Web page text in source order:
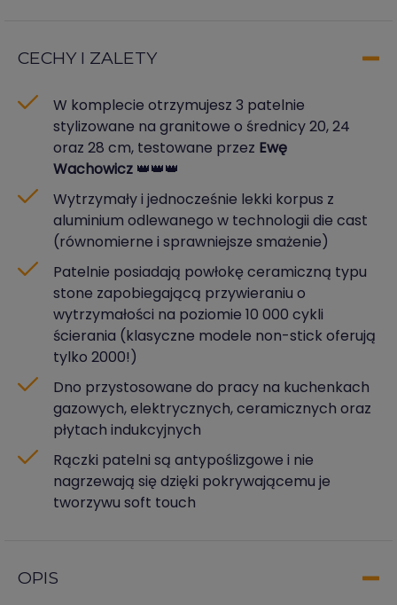
CECHY I ZALETY
W komplecie otrzymujesz 3 patelnie
stylizowane na granitowe o średnicy 20, 24
oraz 28 cm, testowane przez Ewę
Wachowicz 👑👑👑
Wytrzymały i jednocześnie lekki korpus z
aluminium odlewanego w technologii die cast
(równomierne i sprawniejsze smażenie)
Patelnie posiadają powłokę ceramiczną typu
stone zapobiegającą przywieraniu o
wytrzymałości na poziomie 10 000 cykli
ścierania (klasyczne modele non-stick oferują
tylko 2000!)
Dno przystosowane do pracy na kuchenkach
gazowych, elektrycznych, ceramicznych oraz
płytach indukcyjnych
Rączki patelni są antypoślizgowe i nie
nagrzewają się dzięki pokrywającemu je
tworzywu soft touch
OPIS